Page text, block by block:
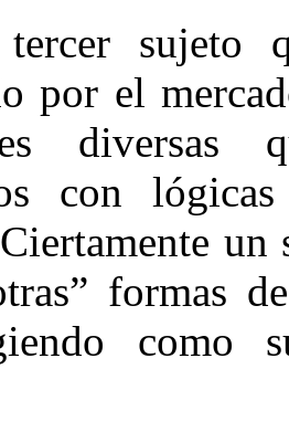
por el
con
un
formas
como